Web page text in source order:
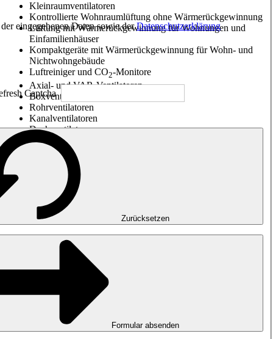
Kleinraumventilatoren
Kontrollierte Wohnraumlüftung ohne Wärmerückgewinnung
Lüftung mit Wärmerückgewinnung für Wohnungen und
Einfamilienhäuser
Kompaktgeräte mit Wärmerückgewinnung für Wohn- und
Nichtwohngebäude
Luftreiniger und CO2-Monitore
Axial- und VAR-Ventilatoren
Boxventilatoren
Rohrventilatoren
Kanalventilatoren
Dachventilatoren
Entrauchung, Rauchfreihaltung und Garagenlüftung
Impulsventilatoren
Explosionsgeschützte Ventilatoren
Messen. Steuern. Regeln.
Luftbehandlung
Mechanisches Zubehör
eingegebenen Daten sowie derDatenschutzerklärung
Zurücksetzen
Formular absenden